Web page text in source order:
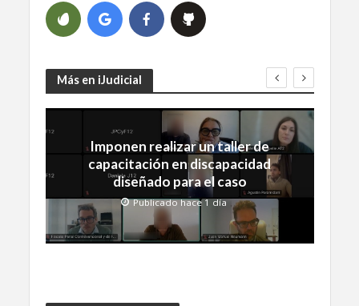
Más en iJudicial
Imponen realizar un taller de
capacitación en discapacidad
diseñado para el caso
Publicado hace 1 día